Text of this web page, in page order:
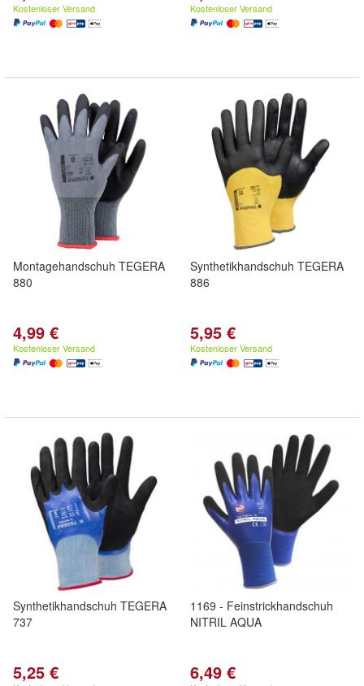
Kostenloser Versand Kostenloser Versand
Montagehandschuh TEGERA
880
4,99 €
Kostenloser Versand
Synthetikhandschuh TEGERA
886
5,95 €
Kostenloser Versand
Synthetikhandschuh TEGERA
737
5,25 €
1169 - Feinstrickhandschuh
NITRIL AQUA
6,49 €